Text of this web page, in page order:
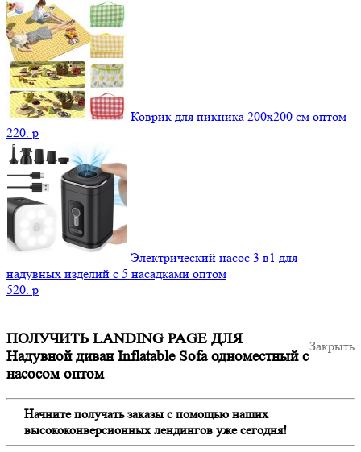
Коврик для пикника 200х200 см оптом
220. p
Электрический насос 3 в1 для
надувных изделий с 5 насадками оптом
520. p
Закрыть
ПОЛУЧИТЬ LANDING PAGE ДЛЯ
Надувной диван Inflatable Sofa одноместный с
насосом оптом
Начните получать заказы с помощью наших
высококонверсионных лендингов уже сегодня!